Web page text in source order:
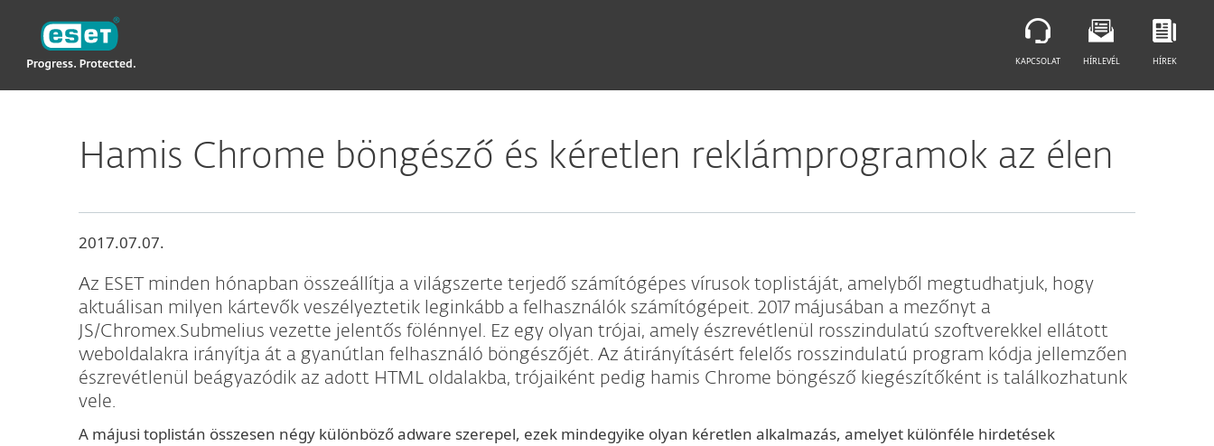
Hamis Chrome böngésző és kéretlen reklámprogramok az élen
2017.07.07.
Az ESET minden hónapban összeállítja a világszerte terjedő számítógépes vírusok toplistáját, amelyből megtudhatjuk, hogy
aktuálisan milyen kártevők veszélyeztetik leginkább a felhasználók számítógépeit. 2017 májusában a mezőnyt a
JS/Chromex.Submelius vezette jelentős fölénnyel. Ez egy olyan trójai, amely észrevétlenül rosszindulatú szoftverekkel ellátott
weboldalakra irányítja át a gyanútlan felhasználó böngészőjét. Az átirányításért felelős rosszindulatú program kódja jellemzően
észrevétlenül beágyazódik az adott HTML oldalakba, trójaiként pedig hamis Chrome böngésző kiegészítőként is találkozhatunk
vele.
A májusi toplistán összesen négy különböző adware szerepel, ezek mindegyike olyan kéretlen alkalmazás, amelyet különféle hirdetések
ESET
KAPCSOLAT HÍRLEVÉL HÍREK